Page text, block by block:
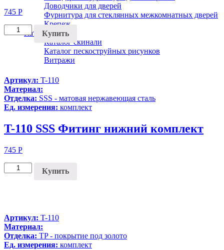
Доводчики для дверей
Фурнитура для стеклянных межкомнатных дверей
Крепеж
Каталог
Каталог скинали
Каталог пескоструйных рисунков
Витражи
745 Р
Купить
Артикул: T-110
Материал:
Отделка: SSS - матовая нержавеющая сталь
Ед. измерения: комплект
T-110 SSS Фитинг нижний комплект
745 Р
Купить
Артикул: T-110
Материал:
Отделка: TP - покрытие под золото
Ед. измерения: комплект